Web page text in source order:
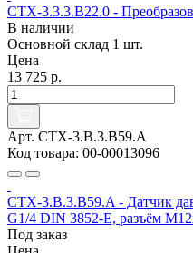
CTX-3.3.3.B22.0 -
В наличии
Основной склад 1 шт.
Цена
13 725 р.
Арт. CTX-3.B.3.B59.A
Код товара: 00-00013096
CTX-3.B.3.B59.A - Датчик
G1/4 DIN 3852-E, разъём
Под заказ